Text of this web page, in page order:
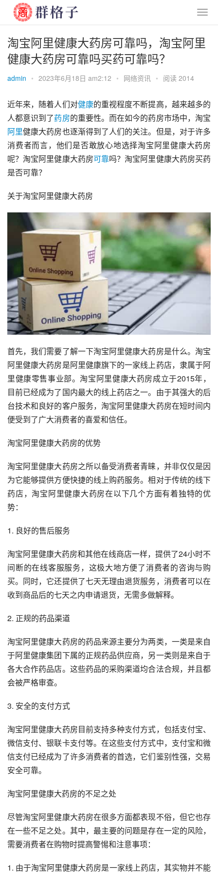
淘宝阿里健康大药房可靠吗，淘宝阿里
健康大药房可靠吗买药可靠吗？
admin • 2023年6月18日 am2:12 • 网络资讯 • 阅读 2014
近年来，随着人们对健康的重视程度不断提高，越来越多的
人都意识到了药房的重要性。而在如今的药房市场中，淘宝
阿里健康大药房也逐渐得到了人们的关注。但是，对于许多
消费者而言，他们是否敢放心地选择淘宝阿里健康大药房
呢？淘宝阿里健康大药房可靠吗？淘宝阿里健康大药房买药
是否可靠？
关于淘宝阿里健康大药房
首先，我们需要了解一下淘宝阿里健康大药房是什么。淘宝
阿里健康大药房是阿里健康旗下的一家线上药店，隶属于阿
里健康零售事业部。淘宝阿里健康大药房成立于2015年，
目前已经成为了国内最大的线上药店之一。由于其强大的后
台技术和良好的客户服务，淘宝阿里健康大药房在短时间内
便受到了广大消费者的喜爱和信任。
淘宝阿里健康大药房的优势
淘宝阿里健康大药房之所以备受消费者青睐，并非仅仅是因
为它能够提供方便快捷的线上购药服务。相对于传统的线下
药店，淘宝阿里健康大药房在以下几个方面有着独特的优
势：
1. 良好的售后服务
淘宝阿里健康大药房和其他在线商店一样，提供了24小时不
间断的在线客服服务，这极大地方便了消费者的咨询与购
买。同时，它还提供了七天无理由退货服务，消费者可以在
收到商品后的七天之内申请退货，无需多做解释。
2. 正规的药品渠道
淘宝阿里健康大药房的药品来源主要分为两类，一类是来自
于阿里健康集团下属的正规药品供应商，另一类则是来自于
各大合作药品店。这些药品的采购渠道均合法合规，并且都
会被严格审查。
3. 安全的支付方式
淘宝阿里健康大药房目前支持多种支付方式，包括支付宝、
微信支付、银联卡支付等。在这些支付方式中，支付宝和微
信支付已经成为了许多消费者的首选，它们鉴别性强，交易
安全可靠。
淘宝阿里健康大药房的不足之处
尽管淘宝阿里健康大药房在很多方面都表现不俗，但它也存
在一些不足之处。其中，最主要的问题是存在一定的风险，
需要消费者在购物时提高警惕和注意事项：
1. 由于淘宝阿里健康大药房是一家线上药店，其实物并不能